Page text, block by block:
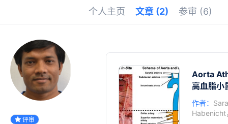
个人主页 文章 (2) 参审 (6)
评审
Aorta
高血脂小
作者：
Habenicht